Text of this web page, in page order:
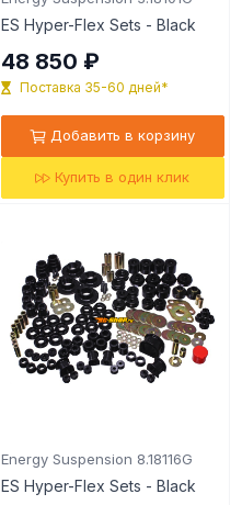
ES Hyper-Flex Sets - Black
48 850 ₽
Поставка 35-60 дней*
Добавить в корзину
Купить в один клик
Energy Suspension 8.18116G
ES Hyper-Flex Sets - Black